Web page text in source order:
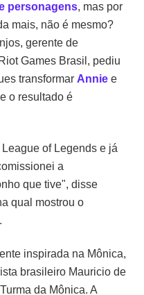
personagens, mas por
mais, não é mesmo?
gerente de
Games Brasil, pediu
transformar Annie e
o resultado é
of Legends e já
a
que tive", disse
qual mostrou o
inspirada na Mônica,
brasileiro Mauricio de
da Mônica. A